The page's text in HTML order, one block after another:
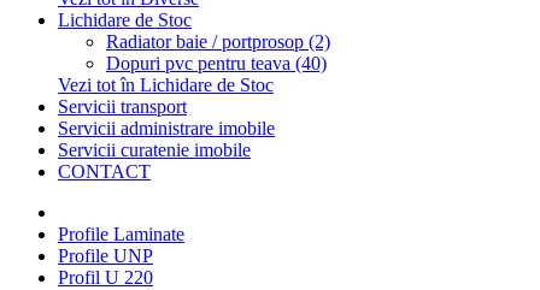
Lichidare de Stoc
Radiator baie / portprosop (2)
Dopuri pvc pentru teava (40)
Vezi tot în Lichidare de Stoc
Servicii transport
Servicii administrare imobile
Servicii curatenie imobile
CONTACT
Profile Laminate
Profile UNP
Profil U 220